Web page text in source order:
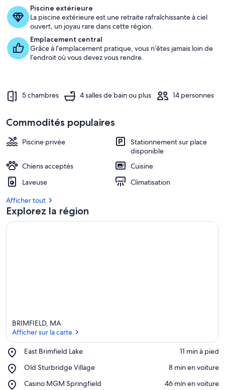
Piscine extérieure
La piscine extérieure est une retraite rafraîchissante à ciel
ouvert, un joyau rare dans cette région.
Emplacement central
Grâce à l’emplacement pratique, vous n’êtes jamais loin de
l’endroit où vous devez vous rendre.
5 chambres 4 salles de bain ou plus 14 personnes
Commodités populaires
Piscine privée
Stationnement sur place
disponible
Chiens acceptés
Cuisine
Laveuse
Climatisation
Afficher tout
Explorez la région
BRIMFIELD, MA
Afficher sur la carte
East Brimfield Lake
Place,
Brimfield
‪11 min à pied‬
Old Sturbridge Village
Place,
Sturbridge
‪8 min en voiture‬
Casino MGM Springfield
Place,
‪46 min en voiture‬